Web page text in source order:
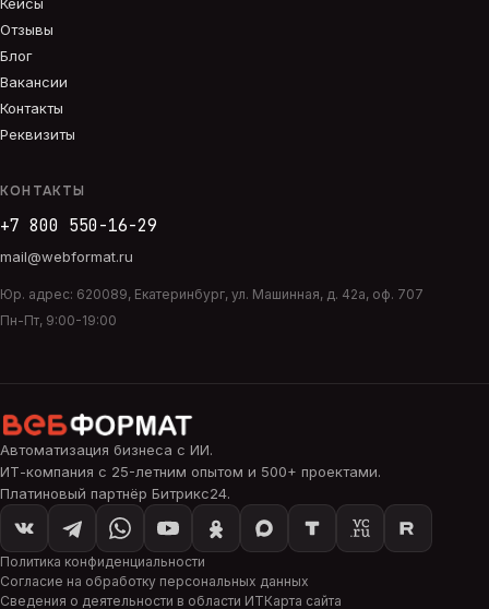
Отзывы
Блог
Вакансии
Контакты
Реквизиты
КОНТАКТЫ
+7 800 550-16-29
mail@webformat.ru
Юр. адрес: 620089, Екатеринбург, ул. Машинная, д. 42а, оф. 707
Пн-Пт, 9:00-19:00
Политика конфиденциальности
Согласие на обработку персональных данных
Сведения о деятельности в области ИТКарта сайта
Автоматизация бизнеса с ИИ.
ИТ-компания с 25-летним опытом и 500+ проектами.
Платиновый партнёр Битрикс24.